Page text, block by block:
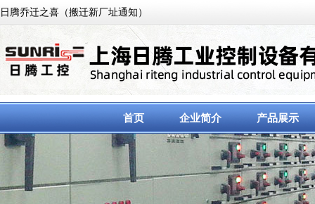
日腾乔迁之喜（搬迁新厂址通知）
首页 企业简介 产品展示